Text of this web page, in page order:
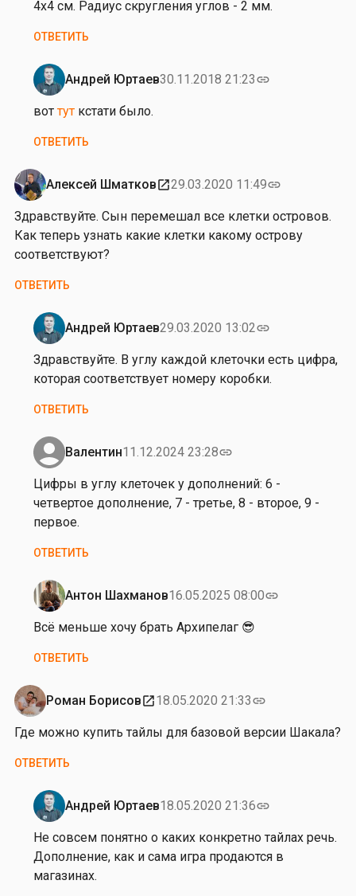
Г
н
н
а
д
й
Н
и
к
и
е
к
о
4x4 см. Радиус скругления углов - 2 мм.
ОТВЕТИТЬ
Андрей Юртаев30.11.2018 21:23link
Ответ
на
Г
н
н
а
д
и
й
и
к
и
т
н
о
воттут кстати было.
ОТВЕТИТЬ
Алексей Шматковopen_in_new29.03.2020 11:49link
Здравствуйте. Сын перемешал все клетки островов.
Как теперь узнать какие клетки какому острову
соответствуют?
ОТВЕТИТЬ
Андрей Юртаев29.03.2020 13:02link
Ответ
на
от
л
к
е
й
Ш
м
т
к
о
Здравствуйте. В углу каждой клеточки есть цифра,
которая соответствует номеру коробки.
ОТВЕТИТЬ
Валентин11.12.2024 23:28link
Ответ
на
от
Андрей
Цифры в углу клеточек у дополнений: 6 -
четвертое дополнение, 7 - третье, 8 - второе, 9 -
первое.
ОТВЕТИТЬ
Антон Шахманов16.05.2025 08:00link
Ответ
на
и
р
ы
в
у
л
у
к
л
е
Всё меньше хочу брать Архипелаг 😎
ОТВЕТИТЬ
Роман Борисовopen_in_new18.05.2020 21:33link
Где можно купить тайлы для базовой версии Шакала?
ОТВЕТИТЬ
Андрей Юртаев18.05.2020 21:36link
Ответ
на
от
Р
Не совсем понятно о каких конкретно тайлах речь.
Дополнение, как и сама игра продаются в
магазинах.